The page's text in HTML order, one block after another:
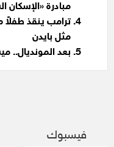
مبادرة «الإسكان
ترامب ينقذ طفلاً
مثل بايدن
بعد المونديال..
فيسبوك